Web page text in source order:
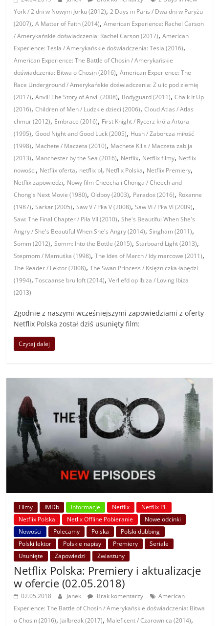
York / 2 dni w Nowym Jorku (2012),2 Days in Paris / Dwa dni w Paryżu
(2007),A Matter of Faith (2014),American Experience: Rachel Carson
/ Amerykańskie doświadczenia: Rachel Carson (2017),American
Experience: Tesla / Amerykańskie doświadczenia: Tesla (2016),
American Experience: The Battle of Chosin / Amerykańskie
doświadczenia: Bitwa o Chosin (2016),American Experience: The
Race Underground / Amerykańskie doświadczenia: Z ulic pod ziemię
(2017),Anvil! The Story of Anvil (2008), Bodyguard (2011),Chalk It Up
(2016),Children of Men / Ludzkie dzieci (2006),Cloud Atlas / Atlas
chmur (2012), Embrace (2016), First Knight / Rycerz króla Artura
(1995),Good Night and Good Luck (2005), Hush / Zaborcza miłość
(1998), Machete / Maczeta (2010), Machete Kills / Maczeta zabija
(2013), Manchester by the Sea (2016), Netflix, Netflix filmy, Netflix
nowości, Netflix oferta, netflix pl, Netflix Polska, Netflix Premiery,
Netflix zapowiedzi, Nowy film Cheecha i Chonga / Cheech and
Chong's Next Movie (1980),Oldboy (2003), Paradox (2016), Roxanne
(1987),Sarkar (2005),Saw V / Piła V (2008),Saw VI / Piła VI (2009),
Saw: The Final Chapter / Piła VII (2010),She's Beautiful When She's
Angry / She's Beautiful When She's Angry (2014),Singham (2011),
Somm (2012),Somm: Into the Bottle (2015),Starboard Light (2013),
Stepmom / Mamuśka (1998),The Ides of March / Idy marcowe (2011),
The Reader / Lektor (2008),The Swan Princess / Księżniczka łabędzi
(1994),Toscaanse bruiloft (2014),Verliefd op Ibiza / Loving Ibiza
(2013)
Zgodnie z naszymi wcześniejszymi zapowiedziami z oferty
Netflix Polska został dziś usunięty film:
Czytaj dalej
Filmy IMDb Informacje Netflix
Netflix PL
Netflix Polska
Netlix Offline Pobieranie
Nowe odcinki
Nowości
Polecamy Polska
Polski dubbing
Polski lektor
Polskie napisy Premiery
Seriale
Usunięte
Zapowiedzi Zwiastuny
Netflix Polska: Premiery i aktualizacje
w ofercie (02.05.2018)
02.05.2018 Janek Brak komentarzy
American
Experience: The Battle of Chosin / Amerykańskie doświadczenia: Bitwa
o Chosin (2016), Jailbreak (2017), Maleficent / Czarownica (2014),